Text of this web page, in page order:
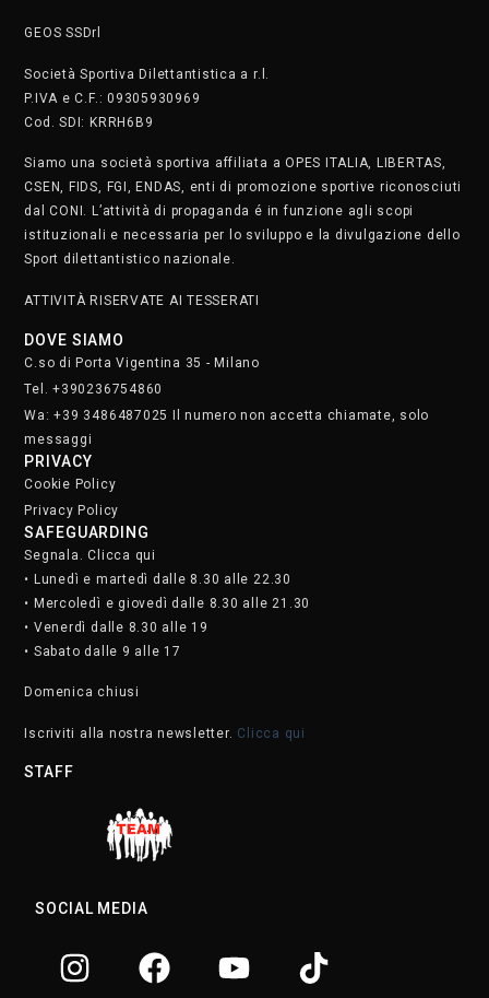
messaggi
Cookie Policy
Privacy Policy
SAFEGUARDING
• Lunedì e martedì dalle 8.30 alle 22.30
• Mercoledì e giovedì dalle 8.30 alle 21.30
• Venerdì dalle 8.30 alle 19
• Sabato dalle 9 alle 17
STAFF
SOCIAL MEDIA